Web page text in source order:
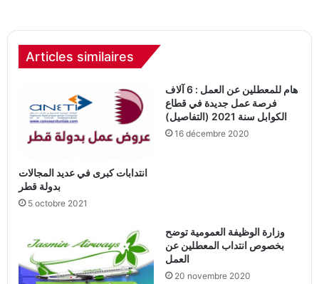
Articles similaires
انتدابات كبرى في عديد المجالات
بدولة قطر
5 octobre 2021
هام للمعطلين عن العمل : 6 آلاف
فرصة عمل جديدة في قطاع
الكوابل سنة 2021 (التفاصيل)
16 décembre 2020
وزارة الوظيفة العمومية توضح
بخصوص انتداب المعطلين عن
العمل
20 novembre 2020